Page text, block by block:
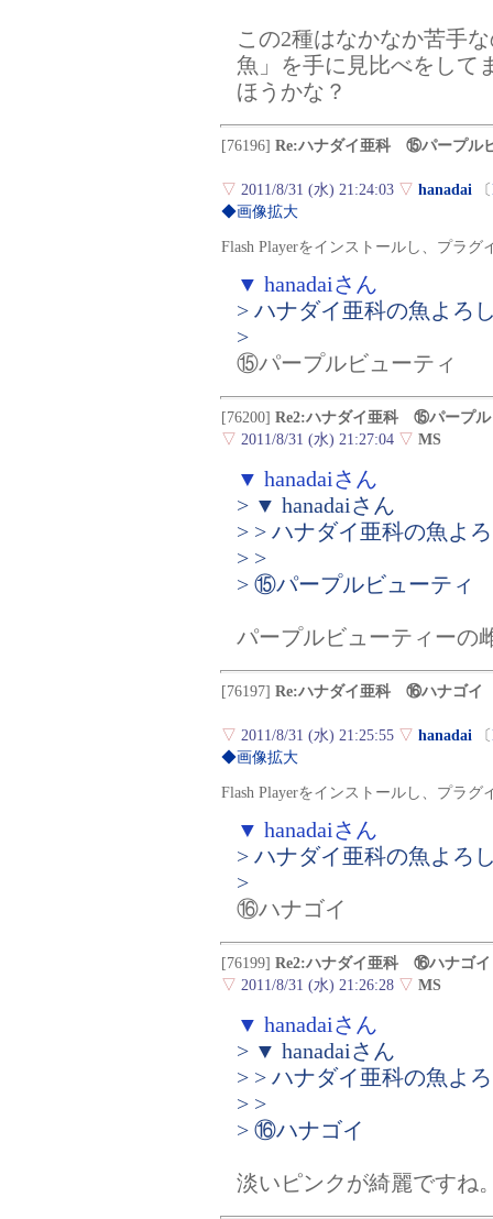
この2種はなかなか苦手
魚」を手に見比べをして
ほうかな？
[76196] Re:ハナダイ亜科 ⑮パープル
▽ 2011/8/31 (水) 21:24:03 ▽ hanadai 〔
◆画像拡大
Flash Playerをインストールし、プラ
▼ hanadaiさん
> ハナダイ亜科の魚よろ
>
⑮パープルビューティ
[76200] Re2:ハナダイ亜科 ⑮パープル
▽ 2011/8/31 (水) 21:27:04 ▽ MS
▼ hanadaiさん
> ▼ hanadaiさん
> > ハナダイ亜科の魚よ
> >
> ⑮パープルビューティ
パープルビューティーの
[76197] Re:ハナダイ亜科 ⑯ハナゴイ
▽ 2011/8/31 (水) 21:25:55 ▽ hanadai 〔
◆画像拡大
Flash Playerをインストールし、プラ
▼ hanadaiさん
> ハナダイ亜科の魚よろ
>
⑯ハナゴイ
[76199] Re2:ハナダイ亜科 ⑯ハナゴイ
▽ 2011/8/31 (水) 21:26:28 ▽ MS
▼ hanadaiさん
> ▼ hanadaiさん
> > ハナダイ亜科の魚よ
> >
> ⑯ハナゴイ
淡いピンクが綺麗ですね